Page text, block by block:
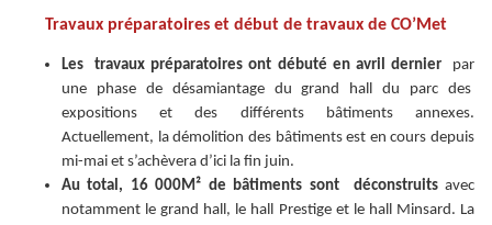
Travaux préparatoires et début de travaux de CO’Met
Les travaux préparatoires ont débuté en avril dernierpar
une phase de désamiantage du grand hall du parc des
expositions et des différents bâtiments annexes.
Actuellement, la démolition des bâtiments est en cours depuis
mi-mai et s’achèvera d’ici la fin juin.
Au total, 16 000M² de bâtiments sont déconstruitsavec
notamment le grand hall, le hall Prestige et le hall Minsard. La